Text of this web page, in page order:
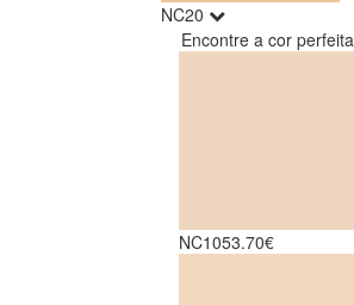
NC20
Encontre a cor perfeita
NC1053.70€